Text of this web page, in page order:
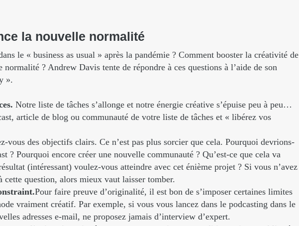
la nouvelle normalité
le « business as usual » après la pandémie ? Comment booster la créativité de
normalité ? Andrew Davis tente de répondre à ces questions à l’aide de son
».
Notre liste de tâches s’allonge et notre énergie créative s’épuise peu à peu…
article de blog ou communauté de votre liste de tâches et « libérez vos
vous des objectifs clairs. Ce n’est pas plus sorcier que cela. Pourquoi devrions-
? Pourquoi encore créer une nouvelle communauté ? Qu’est-ce que cela va
(intéressant) voulez-vous atteindre avec cet énième projet ? Si vous n’avez
cette question, alors mieux vaut laisser tomber.
Pour faire preuve d’originalité, il est bon de s’imposer certaines limites
vraiment créatif. Par exemple, si vous vous lancez dans le podcasting dans le
adresses e-mail, ne proposez jamais d’interview d’expert.